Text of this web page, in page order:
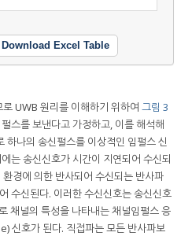
Download Excel Table
UWB 원리를 이해하기 위하여 그림 3
스를 보낸다고 가정하고, 이를 해석해
하나의 송신펄스를 이상적인 임펄스 신
는 송신신호가 시간이 지연되어 수신되
경에 의한 반사되어 수신되는 반사파
수신된다. 이러한 수신신호는 송신신호
채널의 특성을 나타내는 채널임펄스 응
호가 된다. 직접파는 모든 반사파보